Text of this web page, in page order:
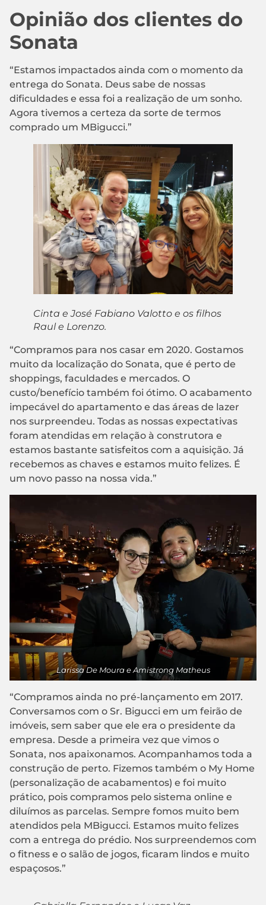
Opinião dos clientes do
Sonata
“Estamos impactados ainda com o momento da
entrega do Sonata. Deus sabe de nossas
dificuldades e essa foi a realização de um sonho.
Agora tivemos a certeza da sorte de termos
comprado um MBigucci.”
Cinta e José Fabiano Valotto e os filhos
Raul e Lorenzo.
“Compramos para nos casar em 2020. Gostamos
muito da localização do Sonata, que é perto de
shoppings, faculdades e mercados. O
custo/benefício também foi ótimo. O acabamento
impecável do apartamento e das áreas de lazer
nos surpreendeu. Todas as nossas expectativas
foram atendidas em relação à construtora e
estamos bastante satisfeitos com a aquisição. Já
recebemos as chaves e estamos muito felizes. É
um novo passo na nossa vida.”
Larissa De Moura e Amistrong Matheus
“Compramos ainda no pré-lançamento em 2017.
Conversamos com o Sr. Bigucci em um feirão de
imóveis, sem saber que ele era o presidente da
empresa. Desde a primeira vez que vimos o
Sonata, nos apaixonamos. Acompanhamos toda a
construção de perto. Fizemos também o My Home
(personalização de acabamentos) e foi muito
prático, pois compramos pelo sistema online e
diluímos as parcelas. Sempre fomos muito bem
atendidos pela MBigucci. Estamos muito felizes
com a entrega do prédio. Nos surpreendemos com
o fitness e o salão de jogos, ficaram lindos e muito
espaçosos.”